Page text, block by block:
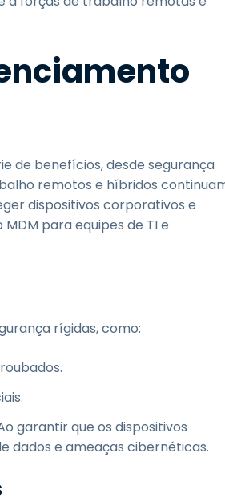
de benefícios, desde segurança
remotos e híbridos
dispositivos corporativos e
para equipes de TI e
rígidas, como:
garantir que os dispositivos
dados e ameaças cibernéticas.